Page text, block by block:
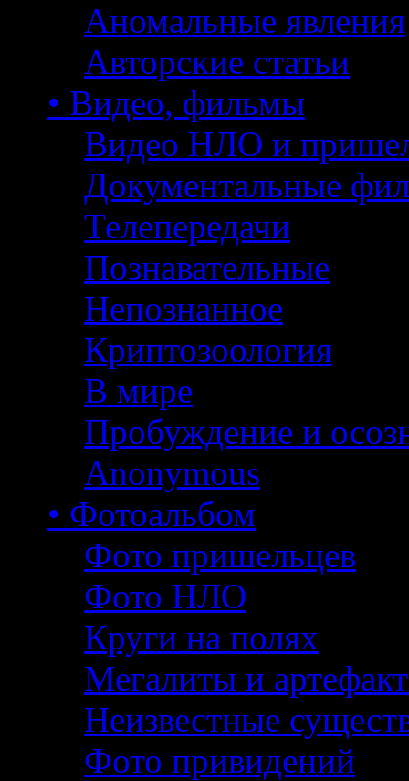
Аномальные явления
Авторские статьи
• Видео, фильмы
Видео НЛО и
Документальные
Телепередачи
Познавательные
Непознанное
Криптозоология
В мире
Пробуждение и
Anonymous
• Фотоальбом
Фото пришельцев
Фото НЛО
Круги на полях
Мегалиты и
Неизвестные
Фото привидений